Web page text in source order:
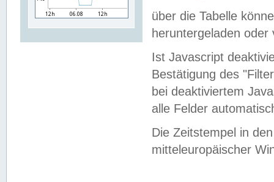
über die Tabelle
heruntergeladen oder
Ist Javascript
Bestätigung des
bei deaktiviertem
alle Felder
Die Zeitstempel in
mitteleuropäischer